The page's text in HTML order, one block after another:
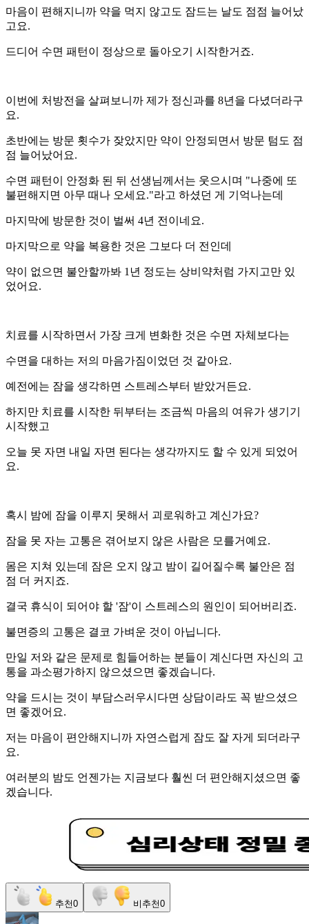
마음이 편해지니까 약을 먹지 않고도 잠드는 날도 점점 늘어났
고요.
드디어 수면 패턴이 정상으로 돌아오기 시작한거죠.
이번에 처방전을 살펴보니까 제가 정신과를 8년을 다녔더라구
요.
초반에는 방문 횟수가 잦았지만 약이 안정되면서 방문 텀도 점
점 늘어났어요.
수면 패턴이 안정화 된 뒤 선생님께서는 웃으시며 "나중에 또
불편해지면 아무 때나 오세요."라고 하셨던 게 기억나는데
마지막에 방문한 것이 벌써 4년 전이네요.
마지막으로 약을 복용한 것은 그보다 더 전인데
약이 없으면 불안할까봐 1년 정도는 상비약처럼 가지고만 있
었어요.
치료를 시작하면서 가장 크게 변화한 것은 수면 자체보다는
수면을 대하는 저의 마음가짐이었던 것 같아요.
예전에는 잠을 생각하면 스트레스부터 받았거든요.
하지만 치료를 시작한 뒤부터는 조금씩 마음의 여유가 생기기
시작했고
오늘 못 자면 내일 자면 된다는 생각까지도 할 수 있게 되었어
요.
혹시 밤에 잠을 이루지 못해서 괴로워하고 계신가요?
잠을 못 자는 고통은 겪어보지 않은 사람은 모를거예요.
몸은 지쳐 있는데 잠은 오지 않고 밤이 길어질수록 불안은 점
점 더 커지죠.
결국 휴식이 되어야 할 '잠'이 스트레스의 원인이 되어버리죠.
불면증의 고통은 결코 가벼운 것이 아닙니다.
만일 저와 같은 문제로 힘들어하는 분들이 계신다면 자신의 고
통을 과소평가하지 않으셨으면 좋겠습니다.
약을 드시는 것이 부담스러우시다면 상담이라도 꼭 받으셨으
면 좋겠어요.
저는 마음이 편안해지니까 자연스럽게 잠도 잘 자게 되더라구
요.
여러분의 밤도 언젠가는 지금보다 훨씬 더 편안해지셨으면 좋
겠습니다.
추천0 비추천0